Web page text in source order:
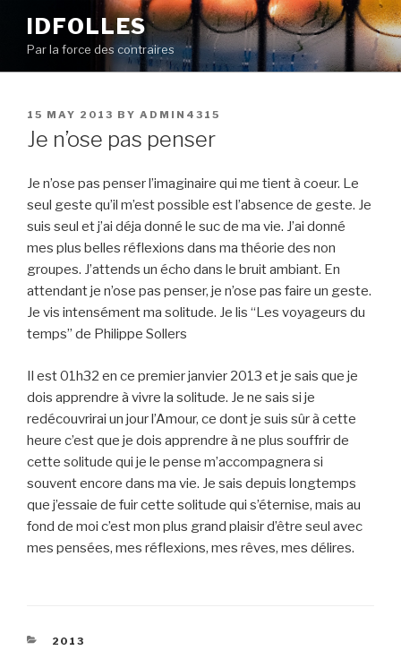
content
IDFOLLES
Par la force des contraires
POSTED
ON
15 MAY 2013 BY ADMIN4315
Je n’ose pas penser
Je n’ose pas penser l’imaginaire qui me tient à coeur. Le
seul geste qu’il m’est possible est l’absence de geste. Je
suis seul et j’ai déja donné le suc de ma vie. J’ai donné
mes plus belles réflexions dans ma théorie des non
groupes. J’attends un écho dans le bruit ambiant. En
attendant je n’ose pas penser, je n’ose pas faire un geste.
Je vis intensément ma solitude. Je lis “Les voyageurs du
temps” de Philippe Sollers
Il est 01h32 en ce premier janvier 2013 et je sais que je
dois apprendre à vivre la solitude. Je ne sais si je
redécouvrirai un jour l’Amour, ce dont je suis sûr à cette
heure c’est que je dois apprendre à ne plus souffrir de
cette solitude qui je le pense m’accompagnera si
souvent encore dans ma vie. Je sais depuis longtemps
que j’essaie de fuir cette solitude qui s’éternise, mais au
fond de moi c’est mon plus grand plaisir d’être seul avec
mes pensées, mes réflexions, mes rêves, mes délires.
CATEGORIES
2013